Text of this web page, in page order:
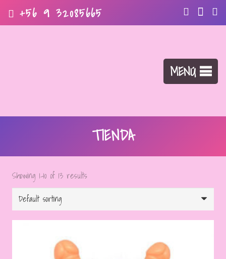
+56 9 32085665
MENÚ
TIENDA
Showing 1–10 of 13 results